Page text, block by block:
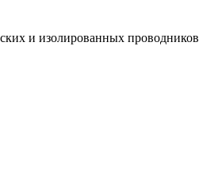
и изолированных проводников